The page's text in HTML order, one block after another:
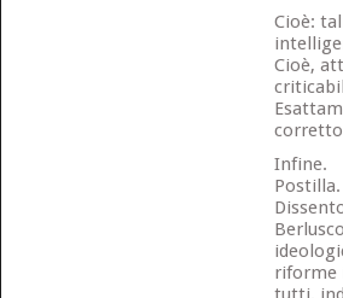
Cioè:
Cioè,
Infine.
Postilla.
riforme